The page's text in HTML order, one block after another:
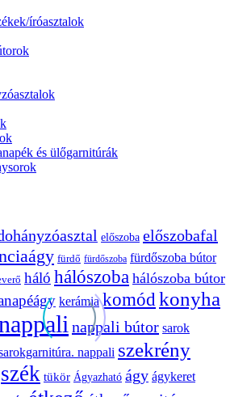
íróasztalok
és ülőgarnitúrák
előszoba előszobafal
fürdő fürdőszoba fürdőszoba bútor
háló hálószoba hálószoba bútor
kerámia komódkonyha
nappali bútor sarok
nappali szekrény
szék tükör Ágyazható ágy ágykeret